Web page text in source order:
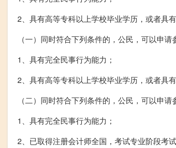
2、具有高等专科以上学校毕业学历，或者具
（一）同时符合下列条件的，公民，可以申
1、具有完全民事行为能力；
2、具有高等专科以上学校毕业学历，或者具
（二）同时符合下列条件的，公民，可以申
1、具有完全民事行为能力；
2、已取得注册会计师全国，考试专业阶段考试